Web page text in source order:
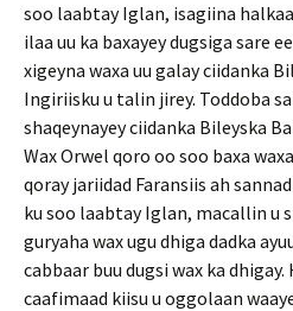
soo laabtay Iglan, isagiina
ilaa uu ka baxayey dugsiga sare
xigeyna waxa uu galay ciidanka
Ingiriisku u talin jirey. Toddoba
shaqeynayey ciidanka Bileyska
Wax Orwel qoro oo soo baxa
qoray jariidad Faransiis ah
ku soo laabtay Iglan, macallin u
guryaha wax ugu dhiga dadka
cabbaar buu dugsi wax ka
caafimaad kiisu u oggolaan